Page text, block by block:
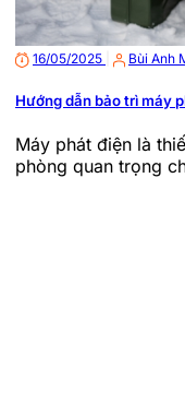
16/05/2025 Bùi Anh
Hướng dẫn bảo trì máy
Máy phát điện là
phòng quan trọng